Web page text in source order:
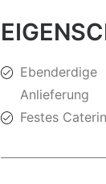
Ebenderdige
Anlieferung
Festes